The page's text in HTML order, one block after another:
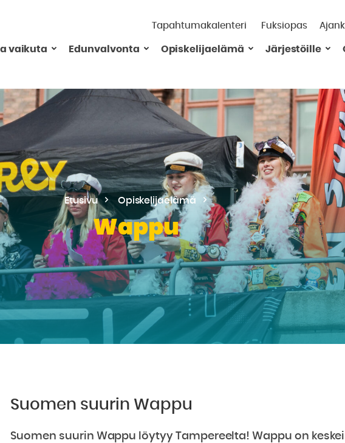
Tapahtumakalenteri Fuksiopas
vaikuta Edunvalvonta Opiskelijaelämä Järjestöille
Etusivu Opiskelijaelämä
Wappu
Suomen suurin Wappu
Suomen suurin Wappu löytyy Tampereelta! Wappu on